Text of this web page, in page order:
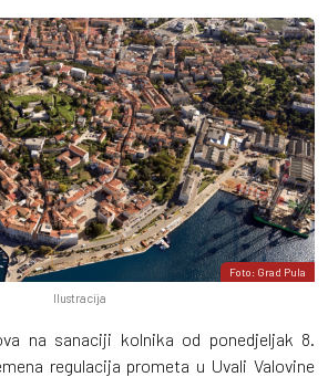
Foto: Grad Pula
Ilustracija
na sanaciji kolnika od ponedjeljak 8.
regulacija prometa u Uvali Valovine